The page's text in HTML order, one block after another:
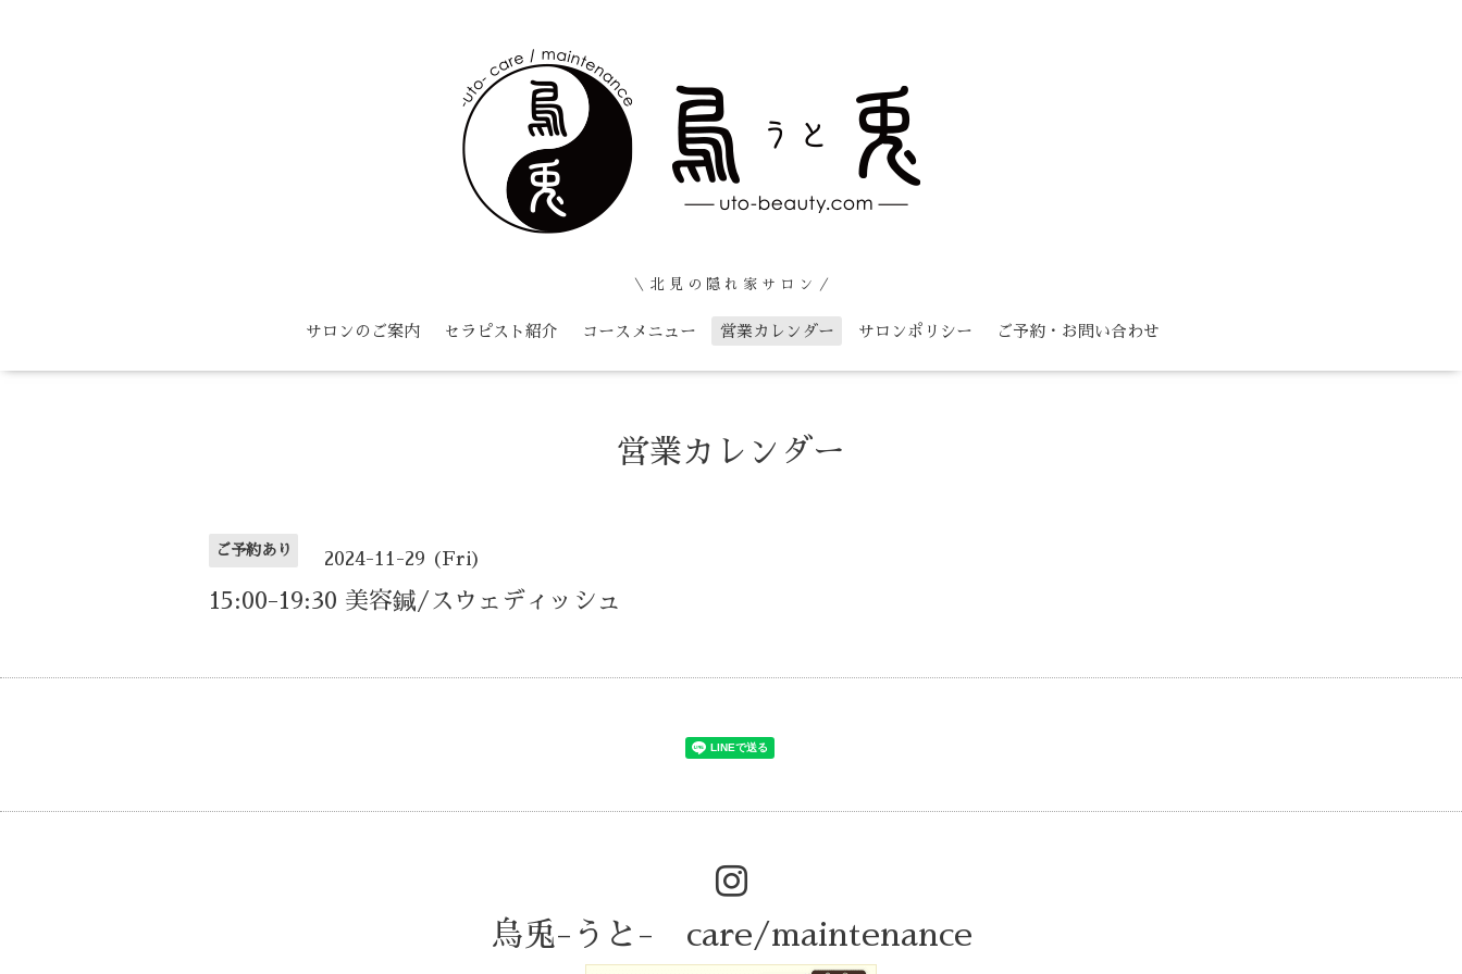
＼ 北 見 の 隠 れ 家 サ ロ ン ／
サロンのご案内 セラピスト紹介 コースメニュー 営業カレンダー サロンポリシー ご予約・お問い合わせ
営業カレンダー
ご予約あり 2024-11-29 (Fri)
15:00-19:30 美容鍼/スウェディッシュ
烏兎-うと- care/maintenance